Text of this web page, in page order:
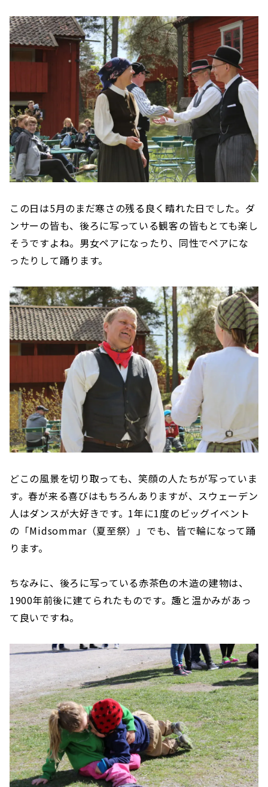
この日は5月のまだ寒さの残る良く晴れた日でした。ダ
ンサーの皆も、後ろに写っている観客の皆もとても楽し
そうですよね。男女ペアになったり、同性でペアにな
ったりして踊ります。
どこの風景を切り取っても、笑顔の人たちが写っていま
す。春が来る喜びはもちろんありますが、スウェーデン
人はダンスが大好きです。1年に1度のビッグイベント
の「Midsommar（夏至祭）」でも、皆で輪になって踊
ります。
ちなみに、後ろに写っている赤茶色の木造の建物は、
1900年前後に建てられたものです。趣と温かみがあっ
て良いですね。